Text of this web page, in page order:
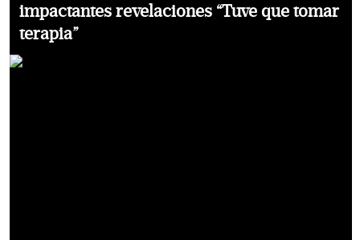
impactantes revelaciones “Tuve que tomar
terapia”